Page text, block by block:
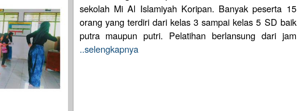
sekolah Mi Al Islamiyah Koripan. Banyak peserta 15
orang yang terdiri dari kelas 3 sampai kelas 5 SD baik
putra maupun putri. Pelatihan berlansung dari jam
..selengkapnya